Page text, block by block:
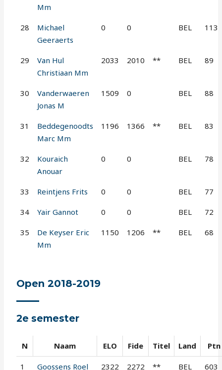
Mm
28
Michael
Geeraerts
0 0 BEL 113
29
Van Hul
Christiaan Mm
2033 2010 ** BEL 89
30
Vanderwaeren
Jonas M
1509 0 BEL 88
31
Beddegenoodts
Marc Mm
1196 1366 ** BEL 83
32
Kouraich
Anouar
0 0 BEL 78
33 Reintjens Frits 0 0 BEL 77
34 Yair Gannot 0 0 BEL 72
35
De Keyser Eric
Mm
1150 1206 ** BEL 68
Open 2018-2019
2e semester
N Naam ELO Fide Titel Land Ptn
1
Goossens Roel
2322 2272 ** BEL 603